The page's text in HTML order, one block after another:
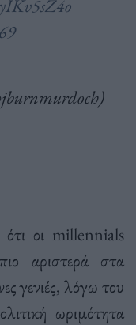
οι millennials
αριστερά στα
γενιές, λόγω του
ωριμότητα